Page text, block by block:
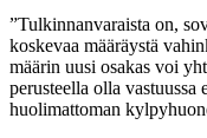
”Tulkinnanvaraista on,
koskevaa määräystä
määrin uusi osakas voi
perusteella olla vastuussa
huolimattoman